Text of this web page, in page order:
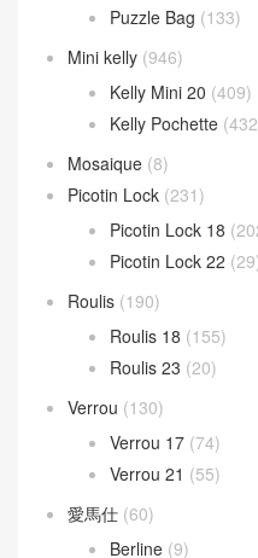
Lindy mini(131)
Loewe 羅意威(391)
Barcelona Bag(19)
Hammock Bag (53)
LOEWE 女包
LOEWE 男包
Puzzle Bag (133)
Mini kelly(946)
Kelly Mini 20
Kelly Pochette
(432)
Mosaique(8)
Picotin Lock (231)
Picotin Lock 18
Picotin Lock 22
Roulis (190)
Roulis 18 (155)